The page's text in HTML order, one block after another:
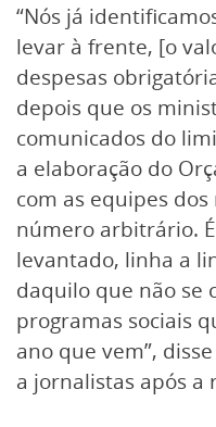
“Nós já
levar à frente, [o
despesas
depois que os
comunicados do
a elaboração do
com as equipes
número arbitrário.
levantado, linha a
daquilo que não se
programas sociais
ano que vem”,
a jornalistas após a